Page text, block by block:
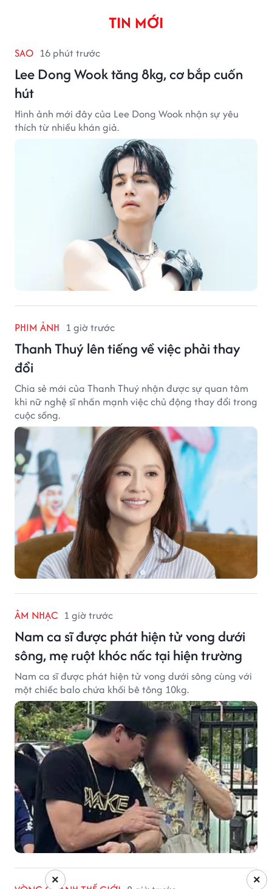
TIN MỚI
SAO 16 phút trước
Lee Dong Wook tăng 8kg, cơ bắp cuốn
hút
Hình ảnh mới đây của Lee Dong Wook nhận sự yêu
thích từ nhiều khán giả.
PHIM ẢNH 1 giờ trước
Thanh Thuý lên tiếng về việc phải thay
đổi
Chia sẻ mới của Thanh Thuý nhận được sự quan tâm
khi nữ nghệ sĩ nhấn mạnh việc chủ động thay đổi trong
cuộc sống.
ÂM NHẠC 1 giờ trước
Nam ca sĩ được phát hiện tử vong dưới
sông, mẹ ruột khóc nấc tại hiện trường
Nam ca sĩ được phát hiện tử vong dưới sông cùng với
một chiếc balo chứa khối bê tông 10kg.
×
×